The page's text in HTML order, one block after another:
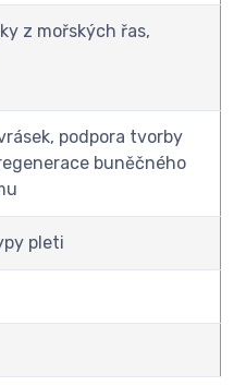
z mořských řas,
podpora tvorby
buněčného
pleti